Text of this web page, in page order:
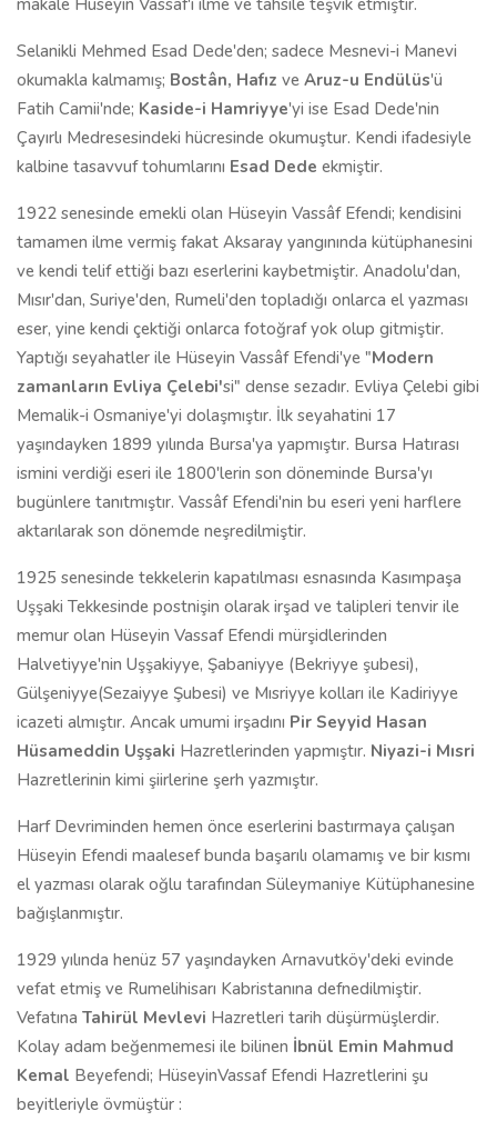
makale Hüseyin Vassâf'ı ilme ve tahsile teşvik etmiştir.
Selanikli Mehmed Esad Dede'den; sadece Mesnevi-i Manevi
okumakla kalmamış; Bostân, Hafız ve Aruz-u Endülüs'ü
Fatih Camii'nde; Kaside-i Hamriyye'yi ise Esad Dede'nin
Çayırlı Medresesindeki hücresinde okumuştur. Kendi ifadesiyle
kalbine tasavvuf tohumlarını Esad Dede ekmiştir.
1922 senesinde emekli olan Hüseyin Vassâf Efendi; kendisini
tamamen ilme vermiş fakat Aksaray yangınında kütüphanesini
ve kendi telif ettiği bazı eserlerini kaybetmiştir. Anadolu'dan,
Mısır'dan, Suriye'den, Rumeli'den topladığı onlarca el yazması
eser, yine kendi çektiği onlarca fotoğraf yok olup gitmiştir.
Yaptığı seyahatler ile Hüseyin Vassâf Efendi'ye "Modern
zamanların Evliya Çelebi'si" dense sezadır. Evliya Çelebi gibi
Memalik-i Osmaniye'yi dolaşmıştır. İlk seyahatini 17
yaşındayken 1899 yılında Bursa'ya yapmıştır. Bursa Hatırası
ismini verdiği eseri ile 1800'lerin son döneminde Bursa'yı
bugünlere tanıtmıştır. Vassâf Efendi'nin bu eseri yeni harflere
aktarılarak son dönemde neşredilmiştir.
1925 senesinde tekkelerin kapatılması esnasında Kasımpaşa
Uşşaki Tekkesinde postnişin olarak irşad ve talipleri tenvir ile
memur olan Hüseyin Vassaf Efendi mürşidlerinden
Halvetiyye'nin Uşşakiyye, Şabaniyye (Bekriyye şubesi),
Gülşeniyye(Sezaiyye Şubesi) ve Mısriyye kolları ile Kadiriyye
icazeti almıştır. Ancak umumi irşadını Pir Seyyid Hasan
Hüsameddin Uşşaki Hazretlerinden yapmıştır. Niyazi-i Mısri
Hazretlerinin kimi şiirlerine şerh yazmıştır.
Harf Devriminden hemen önce eserlerini bastırmaya çalışan
Hüseyin Efendi maalesef bunda başarılı olamamış ve bir kısmı
el yazması olarak oğlu tarafından Süleymaniye Kütüphanesine
bağışlanmıştır.
1929 yılında henüz 57 yaşındayken Arnavutköy'deki evinde
vefat etmiş ve Rumelihisarı Kabristanına defnedilmiştir.
Vefatına Tahirül Mevlevi Hazretleri tarih düşürmüşlerdir.
Kolay adam beğenmemesi ile bilinen İbnül Emin Mahmud
Kemal Beyefendi; HüseyinVassaf Efendi Hazretlerini şu
beyitleriyle övmüştür :